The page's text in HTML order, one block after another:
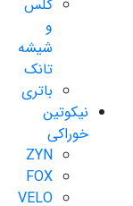
گلس
و
شیشه
تانک
باتری
نیکوتین
خوراکی
ZYN
FOX
VELO